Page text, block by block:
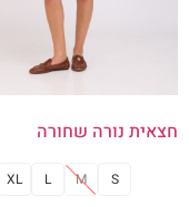
חצאית נורה שחורה
S
M
L
XL